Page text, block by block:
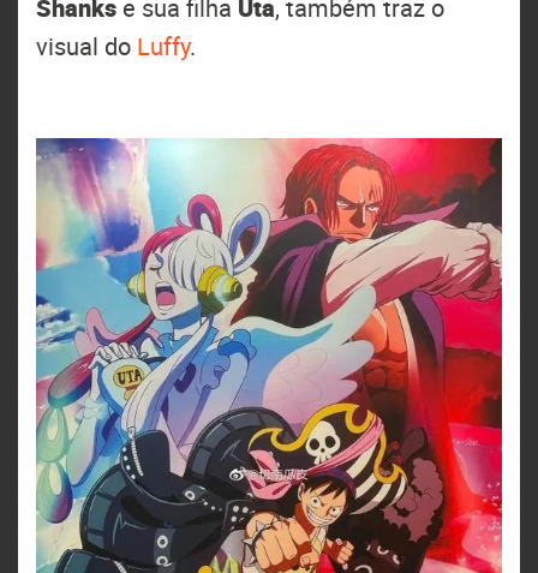
Shanks e sua filha Uta, também traz o
visual do Luffy.